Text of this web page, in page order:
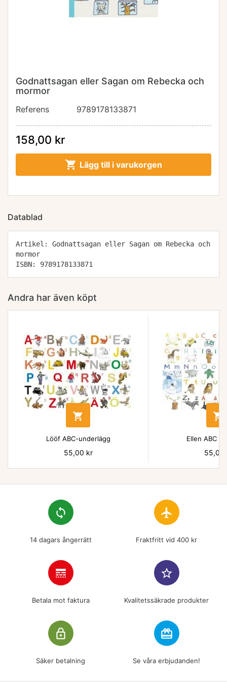
Godnattsagan eller Sagan om Rebecka och
mormor
Referens 9789178133871
158,00 kr
 Lägg till i varukorgen
Datablad
Artikel: Godnattsagan eller Sagan om Rebecka och
mormor
ISBN: 9789178133871
Andra har även köpt

Lööf ABC-underlägg
Pris
55,00 kr

Ellen ABC
Pris
55,00
loop
14 dagars ångerrätt
flight
Fraktfritt vid 400 kr
line_style
Betala mot faktura
star_border
Kvalitetssäkrade produkter
lock_outline
Säker betalning
redeem
Se våra erbjudanden!